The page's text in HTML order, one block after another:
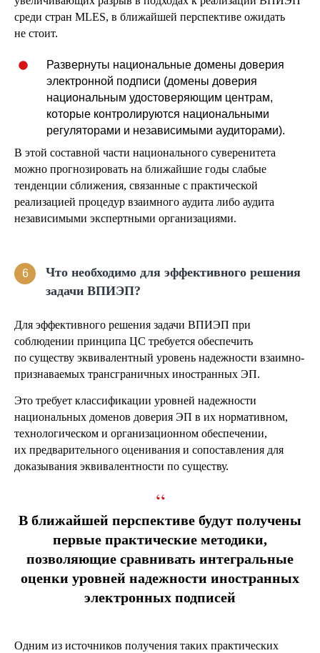
среди стран MLES, в ближайшей перспективе ожидать
не стоит.
Развернуты национальные домены доверия
электронной подписи (домены доверия
национальным удостоверяющим центрам,
которые контролируются национальными
регуляторами и независимыми аудиторами).
В этой составной части национального суверенитета
можно прогнозировать на ближайшие годы слабые
тенденции сближения, связанные с практической
реализацией процедур взаимного аудита либо аудита
независимыми экспертными организациями.
6
Что необходимо для эффективного решения
задачи ВПИЭП?
Для эффективного решения задачи ВПИЭП при
соблюдении принципа ЦС требуется обеспечить
по существу эквивалентный уровень надежности взаимно-
признаваемых трансграничных иностранных ЭП.
Это требует классификации уровней надежности
национальных доменов доверия ЭП в их нормативном,
технологическом и организационном обеспечении,
их предварительного оценивания и сопоставления для
доказывания эквивалентности по существу.
“
В ближайшей перспективе будут получены
первые практические методики,
позволяющие сравнивать интегральные
оценки уровней надежности иностранных
электронных подписей
Одним из источников получения таких практических